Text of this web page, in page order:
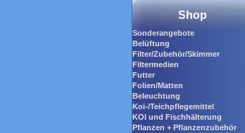
Shop
Sonderangebote
Belüftung
Filter/Zubehör/Skimmer
Filtermedien
Futter
Folien/Matten
Beleuchtung
Koi-/Teichpflegemittel
KOI und Fischhälterung
Pflanzen + Pflanzenzubehör